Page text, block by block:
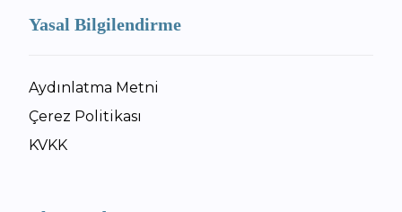
Yasal Bilgilendirme
Aydınlatma Metni
Çerez Politikası
KVKK